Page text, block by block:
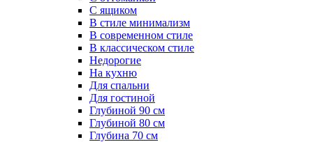
С ящиком
В стиле минимализм
В современном стиле
В классическом стиле
Недорогие
На кухню
Для спальни
Для гостиной
Глубиной 90 см
Глубиной 80 см
Глубина 70 см